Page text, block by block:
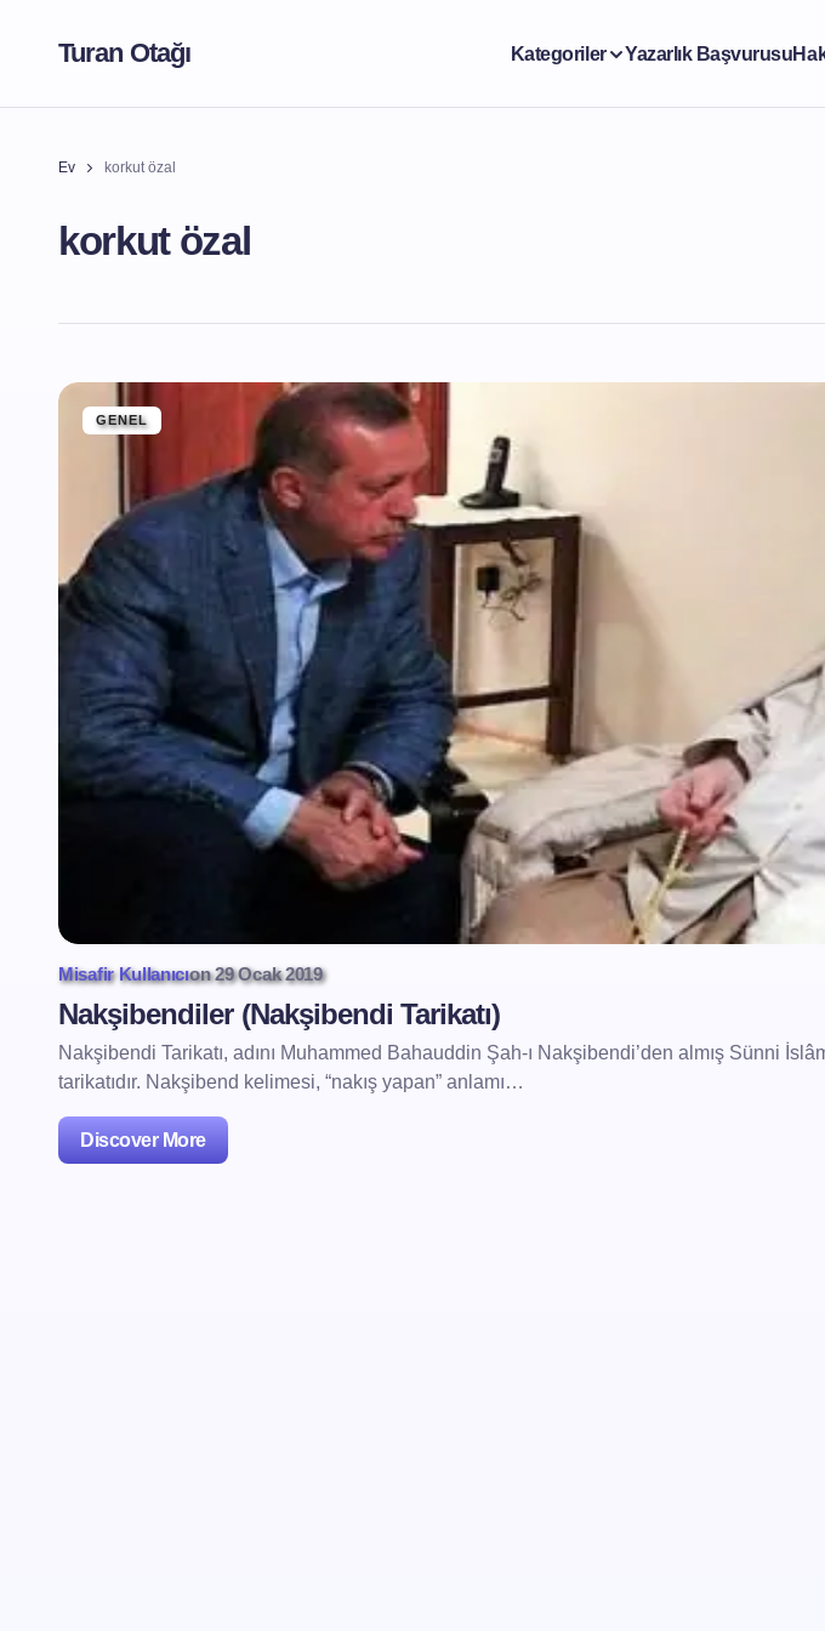
Turan Otağı Kategoriler Yazarlık Başvurusu
Ev korkut özal
korkut özal
GENEL
Misafir Kullanıcıon 29 Ocak 2019
Nakşibendiler (Nakşibendi Tarikatı)
Nakşibendi Tarikatı, adını Muhammed Bahauddin Şah-ı Nakşibendi’den almış Sünni
tarikatıdır. Nakşibend kelimesi, “nakış yapan” anlamı…
Discover More